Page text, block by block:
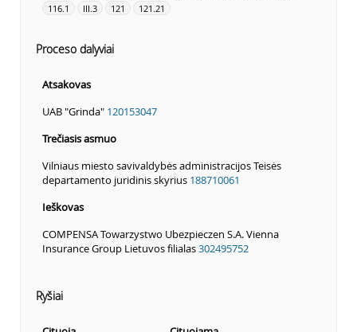
116.1
III.3 121 121.21
Proceso dalyviai
Atsakovas
UAB "Grinda" 120153047
Trečiasis asmuo
Vilniaus miesto savivaldybės administracijos Teisės
departamento juridinis skyrius 188710061
Ieškovas
COMPENSA Towarzystwo Ubezpieczen S.A. Vienna
Insurance Group Lietuvos filialas302495752
Ryšiai